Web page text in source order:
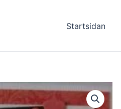
Startsidan